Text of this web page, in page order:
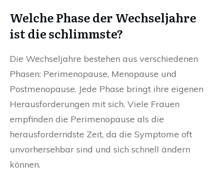
Welche Phase der Wechseljahre
ist die schlimmste?
Die Wechseljahre bestehen aus verschiedenen
Phasen: Perimenopause, Menopause und
Postmenopause. Jede Phase bringt ihre eigenen
Herausforderungen mit sich. Viele Frauen
empfinden die Perimenopause als die
herausforderndste Zeit, da die Symptome oft
unvorhersehbar sind und sich schnell ändern
können.